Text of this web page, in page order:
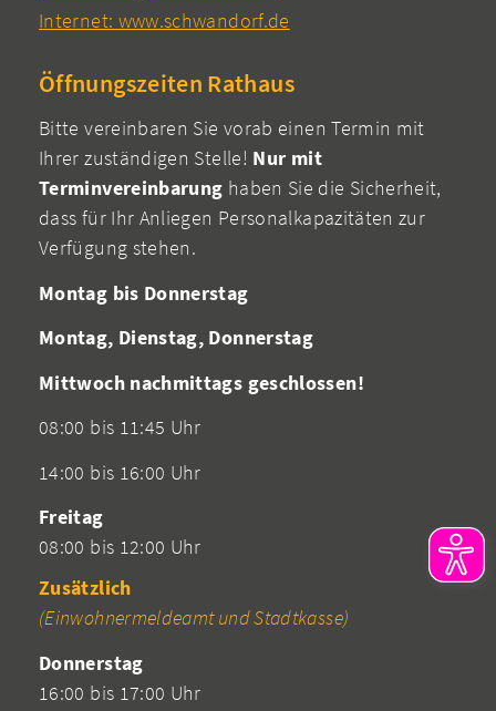
Internet: www.schwandorf.de
Öffnungszeiten Rathaus
Bitte vereinbaren Sie vorab einen Termin mit
Ihrer zuständigen Stelle! Nur mit
Terminvereinbarung haben Sie die Sicherheit,
dass für Ihr Anliegen Personalkapazitäten zur
Verfügung stehen.
Montag bis Donnerstag
Montag, Dienstag, Donnerstag
Mittwoch nachmittags geschlossen!
08:00 bis 11:45 Uhr
14:00 bis 16:00 Uhr
Freitag
08:00 bis 12:00 Uhr
Zusätzlich
(Einwohnermeldeamt und Stadtkasse)
Donnerstag
16:00 bis 17:00 Uhr